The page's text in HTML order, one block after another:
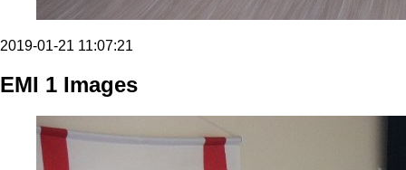
2019-01-21 11:07:21
EMI 1 Images